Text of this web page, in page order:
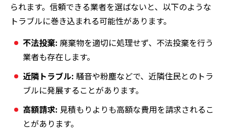
られます。信頼できる業者を選ばないと、以下のような
トラブルに巻き込まれる可能性があります。
不法投棄: 廃棄物を適切に処理せず、不法投棄を行う
業者も存在します。
近隣トラブル: 騒音や粉塵などで、近隣住民とのトラ
ブルに発展することがあります。
高額請求: 見積もりよりも高額な費用を請求されるこ
とがあります。